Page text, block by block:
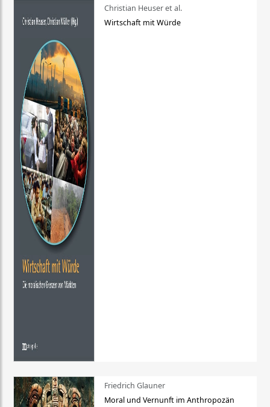
Christian Heuser et al.
Wirtschaft mit Würde
Friedrich Glauner
Moral und Vernunft im Anthropozän